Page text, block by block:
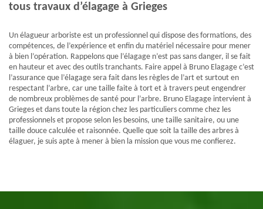
tous travaux d’élagage à Grieges
Un élagueur arboriste est un professionnel qui dispose des formations, des
compétences, de l’expérience et enfin du matériel nécessaire pour mener
à bien l’opération. Rappelons que l’élagage n’est pas sans danger, il se fait
en hauteur et avec des outils tranchants. Faire appel à Bruno Elagage c’est
l’assurance que l’élagage sera fait dans les règles de l’art et surtout en
respectant l’arbre, car une taille faite à tort et à travers peut engendrer
de nombreux problèmes de santé pour l’arbre. Bruno Elagage intervient à
Grieges et dans toute la région chez les particuliers comme chez les
professionnels et propose selon les besoins, une taille sanitaire, ou une
taille douce calculée et raisonnée. Quelle que soit la taille des arbres à
élaguer, je suis apte à mener à bien la mission que vous me confierez.